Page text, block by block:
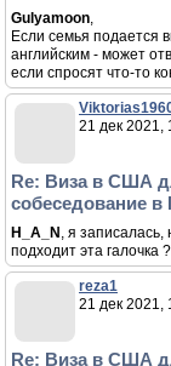
Gulyamoon,
Если семья подается
английским - может
если спросят что-то
21 дек 2021,
Re: Виза в США
собеседование в
H_A_N , я
подходит эта галочка ?
reza1
21 дек 2021,
Re: Виза в США